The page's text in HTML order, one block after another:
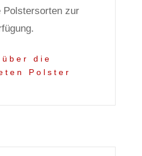
Polstersorten zur
über die
Polster